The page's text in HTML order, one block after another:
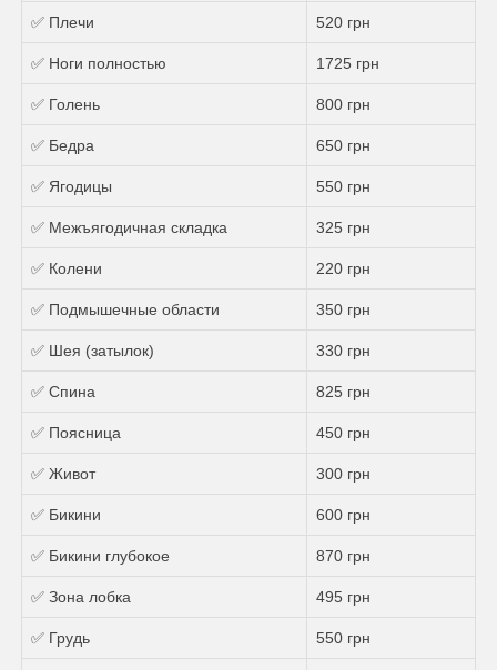
✅ Плечи 520 грн
✅ Ноги полностью 1725 грн
✅ Голень 800 грн
✅ Бедра 650 грн
✅ Ягодицы 550 грн
✅ Межъягодичная складка 325 грн
✅ Колени 220 грн
✅ Подмышечные области 350 грн
✅ Шея (затылок) 330 грн
✅ Спина 825 грн
✅ Поясница 450 грн
✅ Живот 300 грн
✅ Бикини 600 грн
✅ Бикини глубокое 870 грн
✅ Зона лобка 495 грн
✅ Грудь 550 грн